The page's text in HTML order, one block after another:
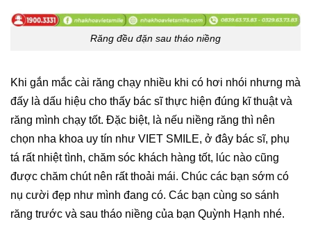
Răng đều đặn sau tháo niềng
Khi gắn mắc cài răng chạy nhiều khi có hơi nhói nhưng mà
đấy là dấu hiệu cho thấy bác sĩ thực hiện đúng kĩ thuật và
răng mình chạy tốt. Đặc biệt, là nếu niềng răng thì nên
chọn nha khoa uy tín như VIET SMILE, ở đây bác sĩ, phụ
tá rất nhiệt tình, chăm sóc khách hàng tốt, lúc nào cũng
được chăm chút nên rất thoải mái. Chúc các bạn sớm có
nụ cười đẹp như mình đang có. Các bạn cùng so sánh
răng trước và sau tháo niềng của bạn Quỳnh Hạnh nhé.